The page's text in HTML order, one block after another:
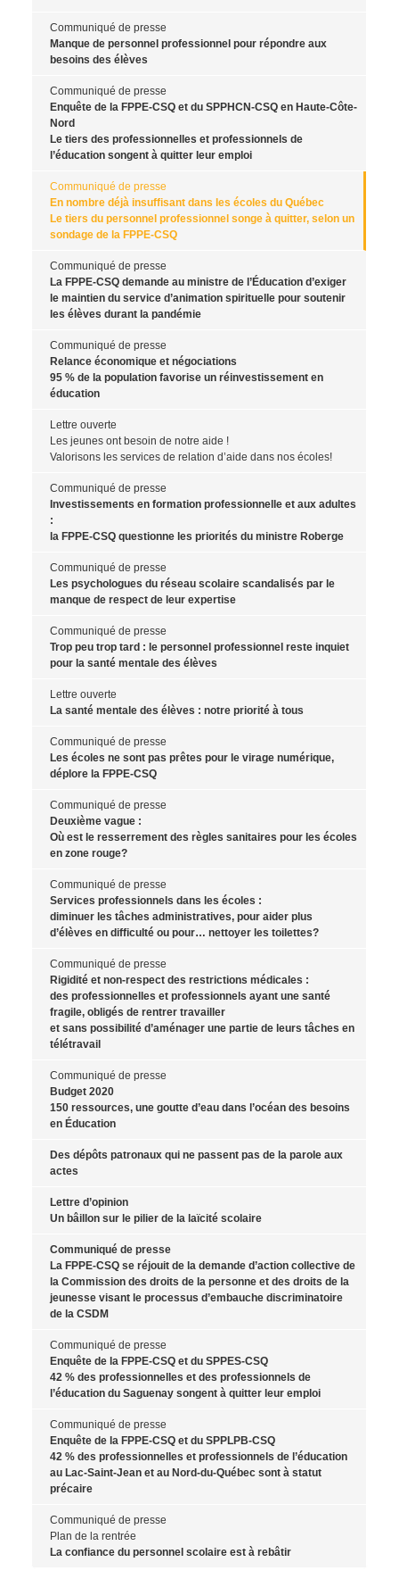
Communiqué de presse
Manque de personnel professionnel pour répondre aux
besoins des élèves
Communiqué de presse
Enquête de la FPPE-CSQ et du SPPHCN-CSQ en Haute-Côte-
Nord
Le tiers des professionnelles et professionnels de
l’éducation songent à quitter leur emploi
Communiqué de presse
En nombre déjà insuffisant dans les écoles du Québec
Le tiers du personnel professionnel songe à quitter, selon un
sondage de la FPPE-CSQ
Communiqué de presse
La FPPE-CSQ demande au ministre de l’Éducation d’exiger
le maintien du service d’animation spirituelle pour soutenir
les élèves durant la pandémie
Communiqué de presse
Relance économique et négociations
95 % de la population favorise un réinvestissement en
éducation
Lettre ouverte
Les jeunes ont besoin de notre aide !
Valorisons les services de relation d’aide dans nos écoles!
Communiqué de presse
Investissements en formation professionnelle et aux adultes
:
la FPPE-CSQ questionne les priorités du ministre Roberge
Communiqué de presse
Les psychologues du réseau scolaire scandalisés par le
manque de respect de leur expertise
Communiqué de presse
Trop peu trop tard : le personnel professionnel reste inquiet
pour la santé mentale des élèves
Lettre ouverte
La santé mentale des élèves : notre priorité à tous
Communiqué de presse
Les écoles ne sont pas prêtes pour le virage numérique,
déplore la FPPE-CSQ
Communiqué de presse
Deuxième vague :
Où est le resserrement des règles sanitaires pour les écoles
en zone rouge?
Communiqué de presse
Services professionnels dans les écoles :
diminuer les tâches administratives, pour aider plus
d’élèves en difficulté ou pour… nettoyer les toilettes?
Communiqué de presse
Rigidité et non-respect des restrictions médicales :
des professionnelles et professionnels ayant une santé
fragile, obligés de rentrer travailler
et sans possibilité d’aménager une partie de leurs tâches en
télétravail
Communiqué de presse
Budget 2020
150 ressources, une goutte d’eau dans l’océan des besoins
en Éducation
Des dépôts patronaux qui ne passent pas de la parole aux
actes
Lettre d’opinion
Un bâillon sur le pilier de la laïcité scolaire
Communiqué de presse
La FPPE-CSQ se réjouit de la demande d’action collective de
la Commission des droits de la personne et des droits de la
jeunesse visant le processus d’embauche discriminatoire
de la CSDM
Communiqué de presse
Enquête de la FPPE-CSQ et du SPPES-CSQ
42 % des professionnelles et des professionnels de
l’éducation du Saguenay songent à quitter leur emploi
Communiqué de presse
Enquête de la FPPE-CSQ et du SPPLPB-CSQ
42 % des professionnelles et professionnels de l’éducation
au Lac-Saint-Jean et au Nord-du-Québec sont à statut
précaire
Communiqué de presse
Plan de la rentrée
La confiance du personnel scolaire est à rebâtir